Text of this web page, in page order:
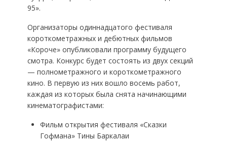
95».
Организаторы одиннадцатого фестиваля
короткометражных и дебютных фильмов
«Короче» опубликовали программу будущего
смотра. Конкурс будет состоять из двух секций
— полнометражного и короткометражного
кино. В первую из них вошло восемь работ,
каждая из которых была снята начинающими
кинематографистами:
Фильм открытия фестиваля «Сказки
Гофмана» Тины Баркалаи